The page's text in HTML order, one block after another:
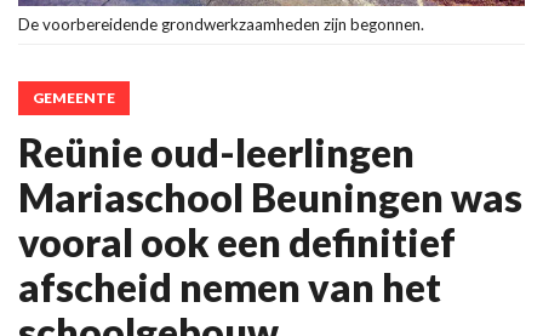
De voorbereidende grondwerkzaamheden zijn begonnen.
GEMEENTE
Reünie oud-leerlingen
Mariaschool Beuningen was
vooral ook een definitief
afscheid nemen van het